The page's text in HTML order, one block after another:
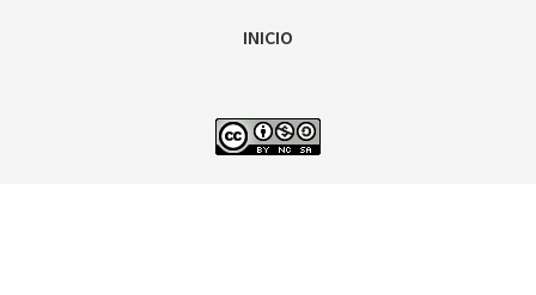
INICIO